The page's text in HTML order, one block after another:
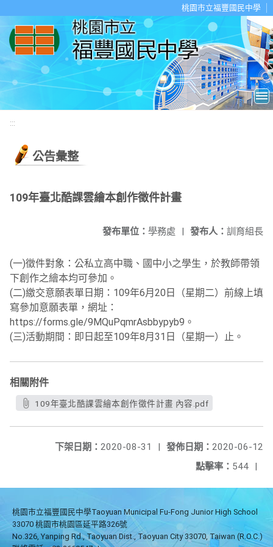
桃園市立福豐國民中學
:::
公告彙整
109年臺北酷課雲繪本創作徵件計畫
發布人： 訓育組長
發布單位： 學務處 |
(一)徵件對象：公私立高中職、國中小之學生，於教師帶領
下創作之繪本均可參加。
(二)繳交意願表單日期：109年6月20日（星期二）前線上填
寫參加意願表單，網址：
https://forms.gle/9MQuPqmrAsbbypyb9。
(三)活動期間：即日起至109年8月31日（星期一）止。
相關附件
109年臺北酷課雲繪本創作徵件計畫 內容.pdf
發佈日期： 2020-06-12
下架日期： 2020-08-31
|
點擊率： 544 |
桃園市立福豐國民中學Taoyuan Municipal Fu-Fong Junior High School
33070 桃園市桃園區延平路326號
No.326, Yanping Rd., Taoyuan Dist., Taoyuan City 33070, Taiwan (R.O.C.)